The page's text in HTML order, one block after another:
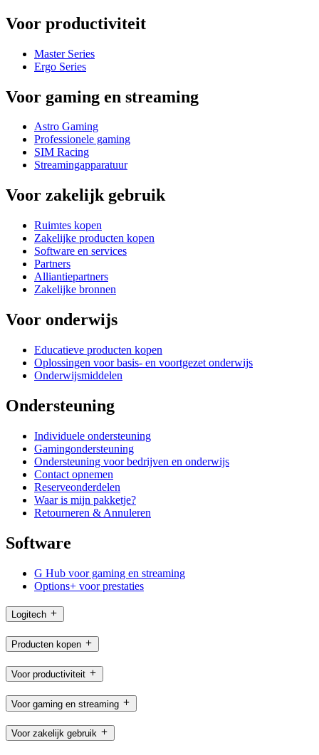
Voor productiviteit
Master Series
Ergo Series
Voor gaming en streaming
Astro Gaming
Professionele gaming
SIM Racing
Streamingapparatuur
Voor zakelijk gebruik
Ruimtes kopen
Zakelijke producten kopen
Software en services
Partners
Alliantiepartners
Zakelijke bronnen
Voor onderwijs
Educatieve producten kopen
Oplossingen voor basis- en voortgezet onderwijs
Onderwijsmiddelen
Ondersteuning
Individuele ondersteuning
Gamingondersteuning
Ondersteuning voor bedrijven en onderwijs
Contact opnemen
Reserveonderdelen
Waar is mijn pakketje?
Retourneren & Annuleren
Software
G Hub voor gaming en streaming
Options+ voor prestaties
Logitech
Producten kopen
Voor productiviteit
Voor gaming en streaming
Voor zakelijk gebruik